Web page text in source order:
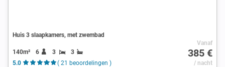
Huis 3 slaapkamers, met zwembad
140m² 6 3
3
5.0
( 21 beoordelingen )
Vanaf
385 €
/ nacht